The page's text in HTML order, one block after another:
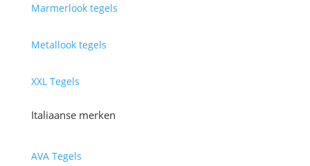
Marmerlook tegels
Metallook tegels
XXL Tegels
Italiaanse merken
AVA Tegels